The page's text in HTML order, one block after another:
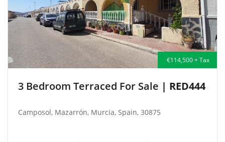
€114,500 + Tax
3 Bedroom Terraced For Sale | RED444
Camposol, Mazarrón, Murcia, Spain, 30875